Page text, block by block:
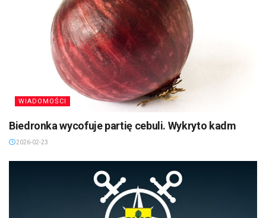
WIADOMOŚCI
Biedronka wycofuje partię cebuli. Wykryto kadm
2026-02-23